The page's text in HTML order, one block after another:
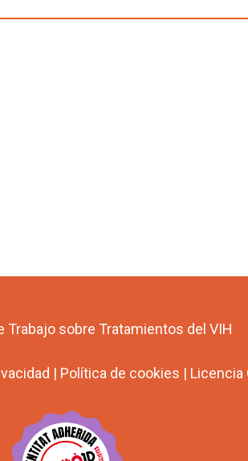
Trabajo sobre Tratamientos del VIH
| Política de cookies | Licencia